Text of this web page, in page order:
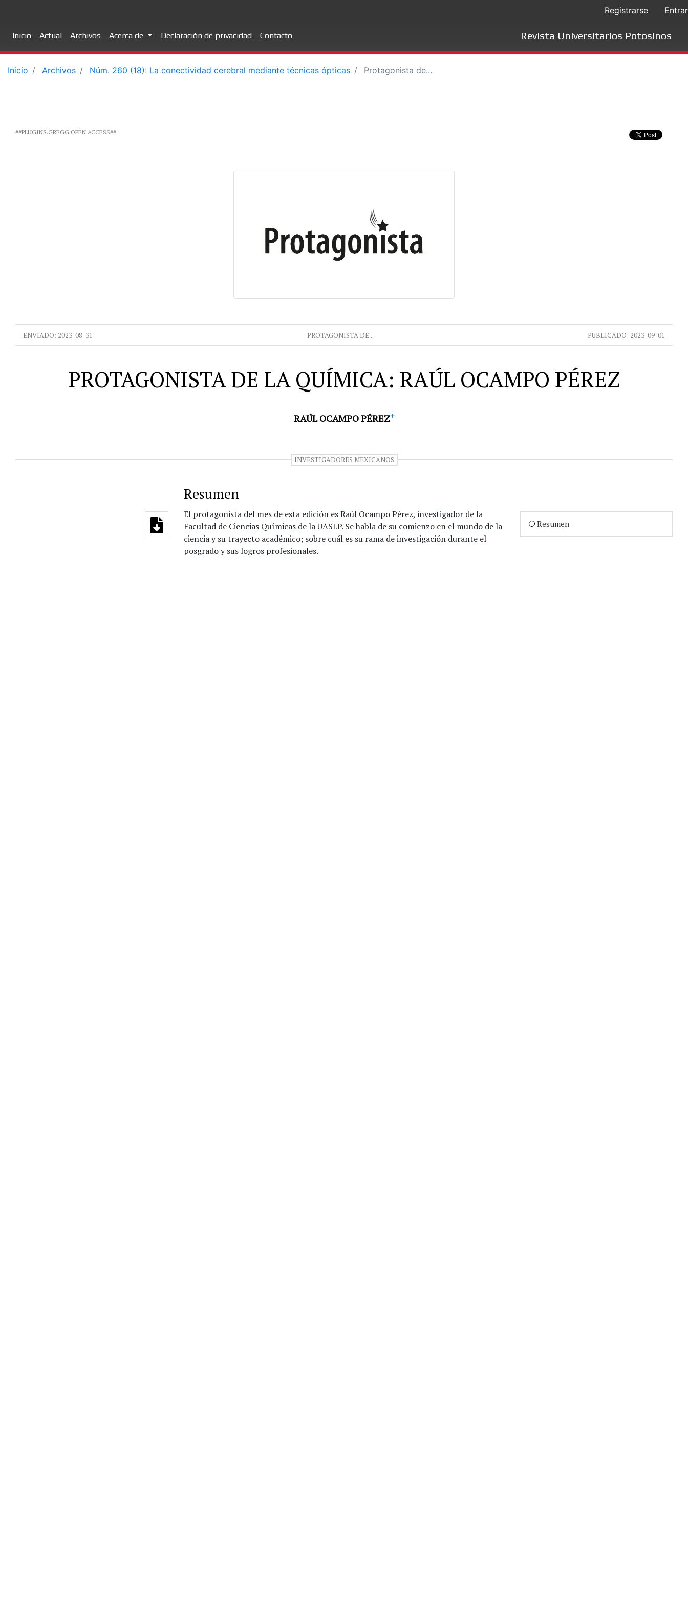
Registrarse Entrar
Inicio Actual Archivos Acerca de Declaración de privacidad Contacto Revista Universitarios Potosinos
Inicio Archivos Núm. 260 (18): La conectividad cerebral mediante técnicas ópticas Protagonista de...
##PLUGINS.GREGG.OPEN.ACCESS##
ENVIADO: 2023-08-31 PROTAGONISTA DE... PUBLICADO: 2023-09-01
PROTAGONISTA DE LA QUÍMICA: RAÚL OCAMPO PÉREZ
RAÚL OCAMPO PÉREZ+
INVESTIGADORES MEXICANOS
Resumen
El protagonista del mes de esta edición es Raúl Ocampo Pérez, investigador de la
Facultad de Ciencias Químicas de la UASLP. Se habla de su comienzo en el mundo de la
ciencia y su trayecto académico; sobre cuál es su rama de investigación durante el
posgrado y sus logros profesionales.
Resumen